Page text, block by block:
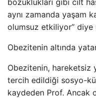
bozuklukları gibi cilt
aynı zamanda yaşam
olumsuz etkiliyor” diye
Obezitenin altında
Obezitenin, hareketsiz
tercih edildiği sosyo-
kaydeden Prof. Ancak